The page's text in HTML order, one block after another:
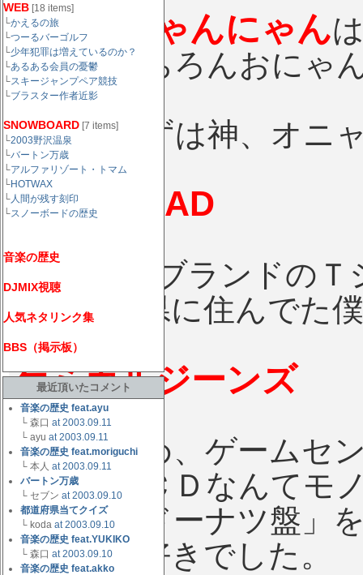
WEB [18 items]
└かえるの旅
└つーるバーゴルフ
└少年犯罪は増えているのか？
└あるある会員の憂鬱
└スキージャンプペア競技
└ブラスター作者近影
SNOWBOARD [7 items]
└2003野沢温泉
└バートン万歳
└アルファリゾート・トマム
└HOTWAX
└人間が残す刻印
└スノーボードの歴史
音楽の歴史
DJMIX視聴
人気ネタリンク集
BBS（掲示板）
最近頂いたコメント
音楽の歴史 feat.ayu
└ 森口 at 2003.09.11
└ ayu at 2003.09.11
音楽の歴史 feat.moriguchi
└ 本人 at 2003.09.11
バートン万歳
└ セブン at 2003.09.10
都道府県当てクイズ
└ koda at 2003.09.10
音楽の歴史 feat.YUKIKO
└ 森口 at 2003.09.10
音楽の歴史 feat.akko
夕焼けにゃんにゃん
った。もちろんおにゃ
はまった。
とんねるずは神、オニ
HIP'S ROAD
というDCブランドの
当時山口県に住んでた
ケミカルジーンズ
に身を固め、ゲームセ
まだまだＣＤなんてモ
いで、「ドーナツ盤」
巳子、大好きでした。